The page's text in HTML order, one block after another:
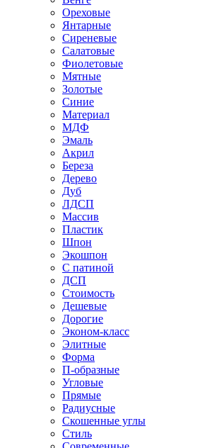
Ореховые
Янтарные
Сиреневые
Салатовые
Фиолетовые
Мятные
Золотые
Синие
Материал
МДФ
Эмаль
Акрил
Береза
Дерево
Дуб
ЛДСП
Массив
Пластик
Шпон
Экошпон
С патиной
ДСП
Стоимость
Дешевые
Дорогие
Эконом-класс
Элитные
Форма
П-образные
Угловые
Прямые
Радиусные
Скошенные углы
Стиль